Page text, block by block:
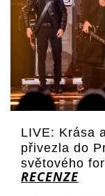
LIVE: Krása
přivezla do
světového
RECENZE